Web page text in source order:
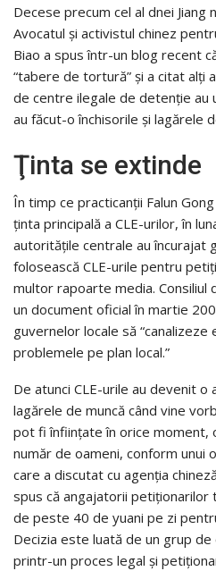
Decese precum cel al dnei Jiang
Avocatul şi activistul chinez
Biao a spus într-un blog recent
“tabere de tortură” şi a citat alţi
de centre ilegale de detenţie au
au făcut-o închisorile şi lagărele
Ţinta se extinde
În timp ce practicanţii Falun
ţinta principală a CLE-urilor, în
autorităţile centrale au încurajat
folosească CLE-urile pentru
multor rapoarte media. Consiliul
un document oficial în martie
guvernelor locale să “canalizeze
problemele pe plan local.”
De atunci CLE-urile au devenit o
lagărele de muncă când vine
pot fi înfiinţate în orice moment,
număr de oameni, conform unui
care a discutat cu agenţia
spus că angajatorii
de peste 40 de yuani pe zi
Decizia este luată de un grup
printr-un proces legal şi